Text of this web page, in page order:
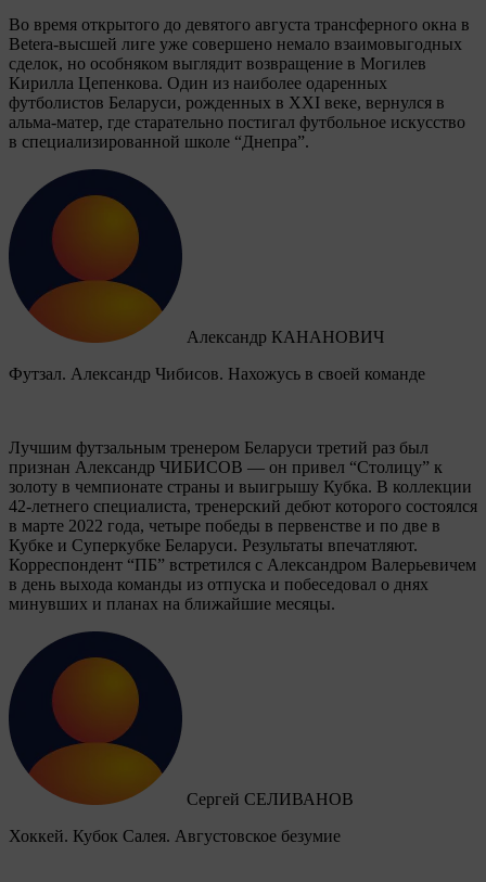
Во время открытого до девятого августа трансферного окна в
Betera-высшей лиге уже совершено немало взаимовыгодных
сделок, но особняком выглядит возвращение в Могилев
Кирилла Цепенкова. Один из наиболее одаренных
футболистов Беларуси, рожденных в XXI веке, вернулся в
альма-матер, где старательно постигал футбольное искусство
в специализированной школе “Днепра”.
Александр КАНАНОВИЧ
Футзал. Александр Чибисов. Нахожусь в своей команде
Лучшим футзальным тренером Беларуси третий раз был
признан Александр ЧИБИСОВ — он привел “Столицу” к
золоту в чемпионате страны и выигрышу Кубка. В коллекции
42-летнего специалиста, тренерский дебют которого состоялся
в марте 2022 года, четыре победы в первенстве и по две в
Кубке и Суперкубке Беларуси. Результаты впечатляют.
Корреспондент “ПБ” встретился с Александром Валерьевичем
в день выхода команды из отпуска и побеседовал о днях
минувших и планах на ближайшие месяцы.
Сергей СЕЛИВАНОВ
Хоккей. Кубок Салея. Августовское безумие